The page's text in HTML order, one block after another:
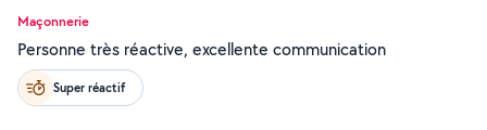
Maçonnerie
Personne très réactive, excellente communication
Super réactif